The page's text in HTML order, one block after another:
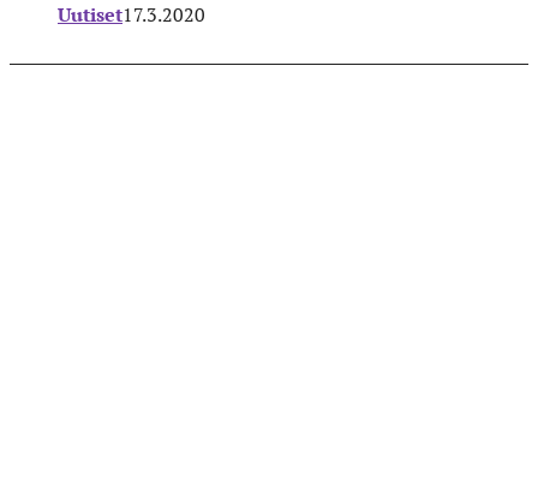
Uutiset17.3.2020